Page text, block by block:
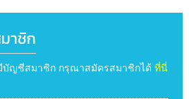
าชิก
บัญชีสมาชิก กรุณาสมัครสมาชิกได้ ที่นี่